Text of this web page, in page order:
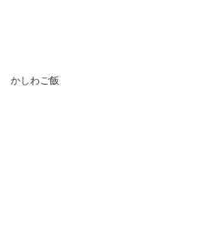
かしわご飯